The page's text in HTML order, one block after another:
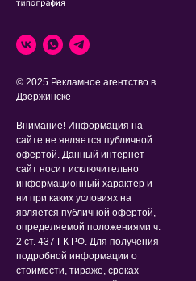
© 2025 Рекламное агентство в
Дзержинске
Внимание! Информация на
сайте не является публичной
офертой. Данный интернет
сайт носит исключительно
информационный характер и
ни при каких условиях на
является публичной офертой,
определяемой положениями ч.
2 ст. 437 ГК РФ. Для получения
подробной информации о
стоимости, тираже, сроках